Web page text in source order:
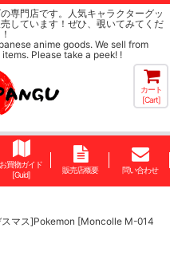
専門店です。人気キャラクターグッ
しています！ぜひ、覗いてみてくだ
anime goods. We sell from
Please take a peek! !
カート
[Cart]
お買物ガイド
[Guid]
販売店概要 問い合わせ
マス]Pokemon [Moncolle M-014